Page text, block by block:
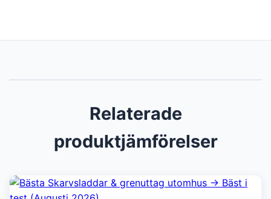
Relaterade
produktjämförelser